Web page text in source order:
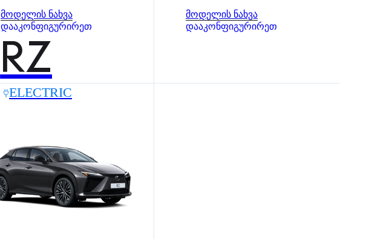
მოდელის ნახვა
დააკონფიგურირეთ
მოდელის ნახვა
დააკონფიგურირეთ
RZ
ELECTRIC